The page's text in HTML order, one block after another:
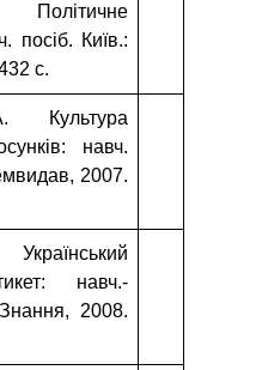
посіб. Київ.:
с.
навч.
2007.
навч.-
2008.